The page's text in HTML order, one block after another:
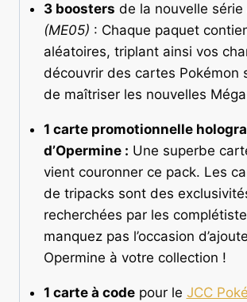
3 boosters de la nouvelle série
(ME05) : Chaque paquet
aléatoires, triplant ainsi vos
découvrir des cartes Pokémon
de maîtriser les nouvelles
1 carte promotionnelle
d’Opermine : Une superbe
vient couronner ce pack. Les
de tripacks sont des
recherchées par les
manquez pas l’occasion
Opermine à votre collection !
1 carte à codepour le JCC